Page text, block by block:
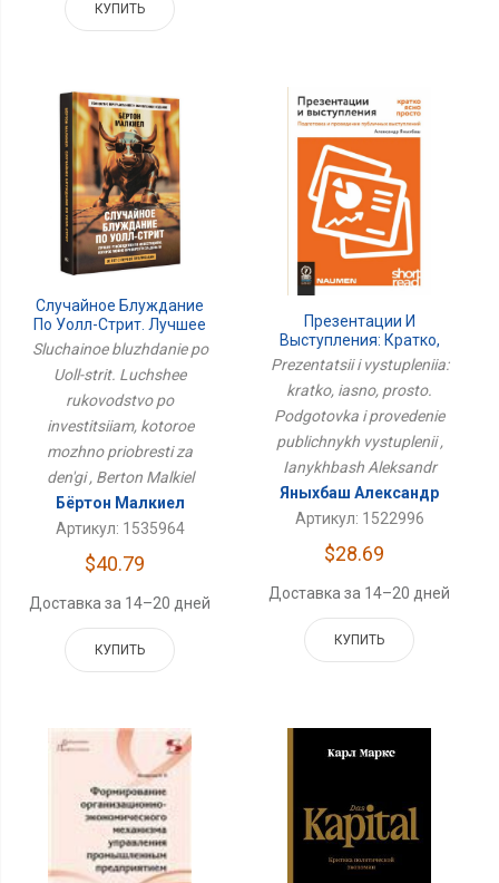
КУПИТЬ
Случайное Блуждание
По Уолл-Стрит. Лучшее
Руководство По
Инвестициям, Которое
Можно Приобрести За
Деньги
Sluchainoe bluzhdanie po
Uoll-strit. Luchshee
rukovodstvo po
investitsiiam, kotoroe
mozhno priobresti za
den'gi , Berton Malkiel
Бёртон Малкиел
Артикул: 1535964
$40.79
Доставка за 14–20 дней
КУПИТЬ
Презентации И
Выступления: Кратко,
Ясно, Просто.
Подготовка И
Проведение Публичных
Выступлений
Prezentatsii i vystupleniia:
kratko, iasno, prosto.
Podgotovka i provedenie
publichnykh vystuplenii ,
Ianykhbash Aleksandr
Яныхбаш Александр
Артикул: 1522996
$28.69
Доставка за 14–20 дней
КУПИТЬ